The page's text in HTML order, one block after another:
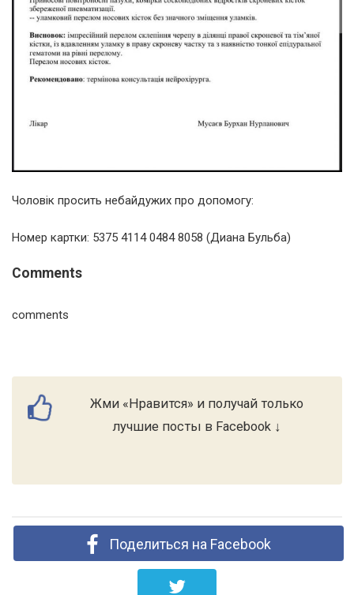
Чоловік просить небайдужих про допомогу:
Номер картки: 5375 4114 0484 8058 (Диана Бульба)
Comments
comments
Жми «Нравится» и получай только
лучшие посты в Facebook ↓
Поделиться на Facebook